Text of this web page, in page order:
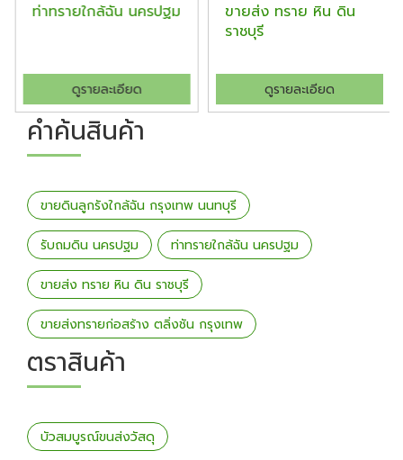
ท่าทรายใกล้ฉัน นครปฐม
ดูรายละเอียด
ขายส่ง ทราย หิน ดิน
ราชบุรี
ดูรายละเอียด
คำค้นสินค้า
ขายดินลูกรังใกล้ฉัน กรุงเทพ นนทบุรี
รับถมดิน นครปฐม ท่าทรายใกล้ฉัน นครปฐม
ขายส่ง ทราย หิน ดิน ราชบุรี
ขายส่งทรายก่อสร้าง ตลิ่งชัน กรุงเทพ
ตราสินค้า
บัวสมบูรณ์ขนส่งวัสดุ